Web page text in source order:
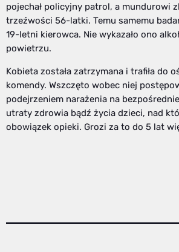
pojechał policyjny patrol, a mundurowi
trzeźwości 56-latki. Temu samemu
19-letni kierowca. Nie wykazało ono
powietrzu.
Kobieta została zatrzymana i trafiła do
komendy. Wszczęto wobec niej
podejrzeniem narażenia na
utraty zdrowia bądź życia dzieci, nad
obowiązek opieki. Grozi za to do 5 lat